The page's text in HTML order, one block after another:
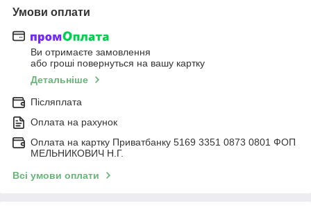
Умови оплати
Ви отримаєте замовлення
або гроші повернуться на вашу картку
Детальніше
Післяплата
Оплата на рахунок
Оплата на картку Приватбанку 5169 3351 0873 0801 ФОП
МЕЛЬНИКОВИЧ Н.Г.
Всі умови оплати